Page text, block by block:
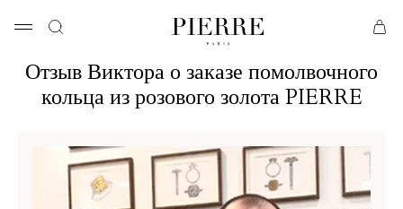
Отзыв Виктора о заказе помолвочного
кольца из розового золота PIERRE